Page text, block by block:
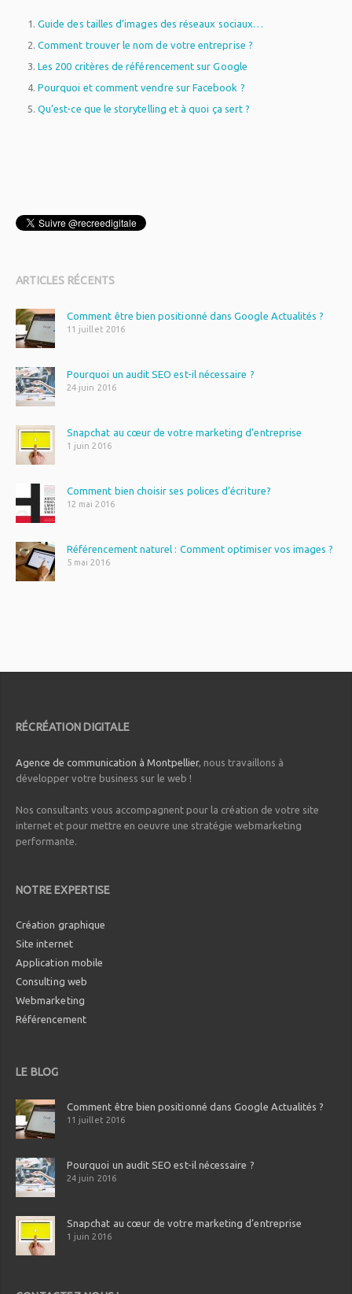
Guide des tailles d’images des réseaux sociaux…
Comment trouver le nom de votre entreprise ?
Les 200 critères de référencement sur Google
Pourquoi et comment vendre sur Facebook ?
Qu’est-ce que le storytelling et à quoi ça sert ?
ARTICLES RÉCENTS
Comment être bien positionné dans Google Actualités ?
11 juillet 2016
Pourquoi un audit SEO est-il nécessaire ?
24 juin 2016
Snapchat au cœur de votre marketing d’entreprise
1 juin 2016
Comment bien choisir ses polices d’écriture?
12 mai 2016
Référencement naturel : Comment optimiser vos images ?
5 mai 2016
RÉCRÉATION DIGITALE
Agence de communication à Montpellier, nous travaillons à
développer votre business sur le web !
Nos consultants vous accompagnent pour la création de votre site
internet et pour mettre en oeuvre une stratégie webmarketing
performante.
NOTRE EXPERTISE
Création graphique
Site internet
Application mobile
Consulting web
Webmarketing
Référencement
LE BLOG
Comment être bien positionné dans Google Actualités ?
11 juillet 2016
Pourquoi un audit SEO est-il nécessaire ?
24 juin 2016
Snapchat au cœur de votre marketing d’entreprise
1 juin 2016